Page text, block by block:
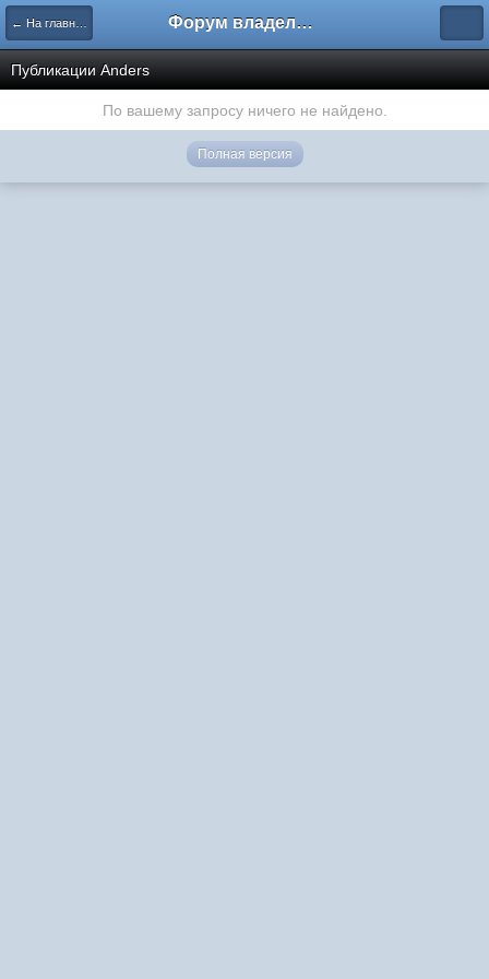
← На главную Форум владельцев интернет-магазинов
Публикации Anders
По вашему запросу ничего не найдено.
Полная версия